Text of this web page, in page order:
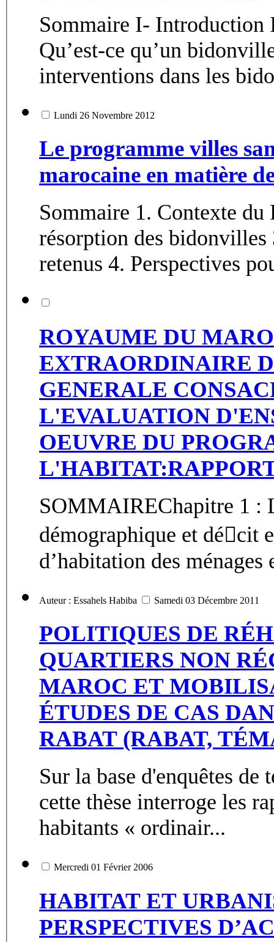
Sommaire I-
Qu’est-ce qu’un
interventions dans les
Lundi 26 Novembre 2012
Le programme villes
marocaine en matière
Sommaire 1. Contexte du Processus
résorption des bidonvilles 3. Réalisations et enseignements
retenus 4. Perspectives
ROYAUME DU
EXTRAORDINAIRE
GENERALE
L'EVALUATION
OEUVRE DU
SOMMAIREChapitre 1 :
démographique et décit
d’habitation des
Auteur : Essahels Habiba Samedi 03 Décembre 2011
POLITIQUES DE
QUARTIERS NON
MAROC ET
ÉTUDES DE CAS
RABAT (RABAT,
Sur la base d'enquêtes de
cette thèse interroge les
habitants « ordinair...
Mercredi 01 Février 2006
HABITAT ET
PERSPECTIVES